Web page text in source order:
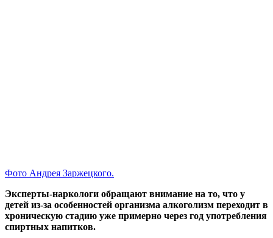
Фото Андрея Заржецкого.
Эксперты-наркологи обращают внимание на то, что у
детей из-за особенностей организма алкоголизм переходит в
хроническую стадию уже примерно через год употребления
спиртных напитков.